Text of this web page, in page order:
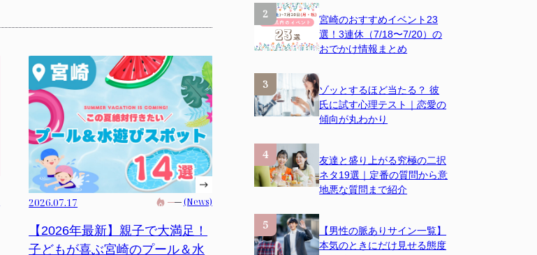
2026.07.17 (News)
【2026年最新】親子で大満足！
子どもが喜ぶ宮崎のプール＆水
宮崎のおすすめイベント23
選！3連休（7/18〜7/20）の
おでかけ情報まとめ
ゾッとするほど当たる？ 彼
氏に試す心理テスト｜恋愛の
傾向が丸わかり
友達と盛り上がる究極の二択
ネタ19選｜定番の質問から意
地悪な質問まで紹介
【男性の脈ありサイン一覧】
本気のときにだけ見せる態度